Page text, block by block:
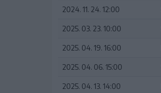
2024. 11. 24. 12:00
2025. 03. 23. 10:00
2025. 04. 19. 16:00
2025. 04. 06. 15:00
2025. 04. 13. 14:00